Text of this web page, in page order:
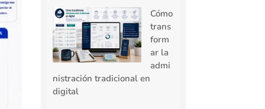
Cómo
trans
form
ar la
admi
nistración tradicional en
digital